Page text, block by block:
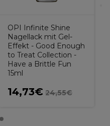
OPI Infinite Shine
Nagellack mit Gel-
Effekt - Good Enough
to Treat Collection -
Have a Brittle Fun
15ml
14,73€ 24,55€